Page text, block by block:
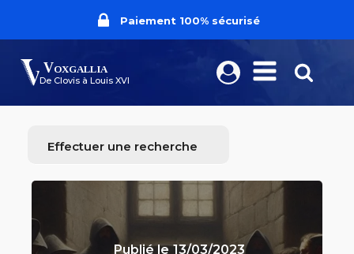
Frais de port offerts dès 70€
Paiement 100% sécurisé
Livraison dans le monde entier
Fabriqué en France
Voxgallia
De Clovis à Louis XVI
Effectuer une recherche
Publié le 13/03/2023